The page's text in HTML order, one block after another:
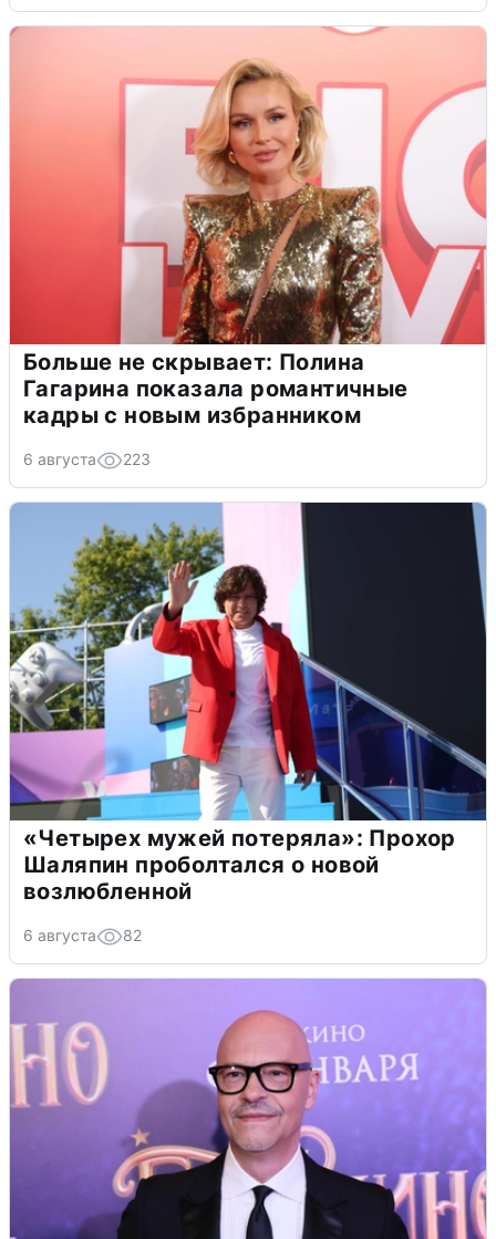
Больше не скрывает: Полина
Гагарина показала романтичные
кадры с новым избранником
6 августа 223
«Четырех мужей потеряла»: Прохор
Шаляпин проболтался о новой
возлюбленной
6 августа 82